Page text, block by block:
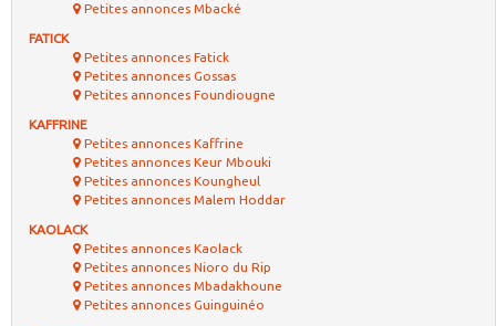
Petites annonces Mbacké
FATICK
Petites annonces Fatick
Petites annonces Gossas
Petites annonces Foundiougne
KAFFRINE
Petites annonces Kaffrine
Petites annonces Keur Mbouki
Petites annonces Koungheul
Petites annonces Malem Hoddar
KAOLACK
Petites annonces Kaolack
Petites annonces Nioro du Rip
Petites annonces Mbadakhoune
Petites annonces Guinguinéo